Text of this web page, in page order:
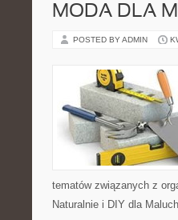
MODA DLA
POSTED BY ADMIN
tematów związanych z
Naturalnie i DIY dla